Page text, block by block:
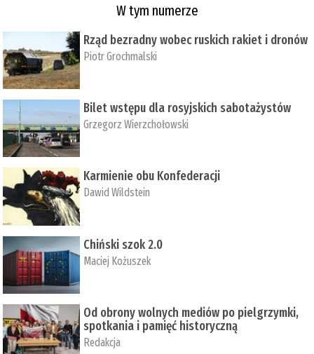
W tym numerze
Rząd bezradny wobec ruskich rakiet i dronów
Piotr Grochmalski
Bilet wstępu dla rosyjskich sabotażystów
Grzegorz Wierzchołowski
Karmienie obu Konfederacji
Dawid Wildstein
Chiński szok 2.0
Maciej Kożuszek
Od obrony wolnych mediów po pielgrzymki,
spotkania i pamięć historyczną
Redakcja